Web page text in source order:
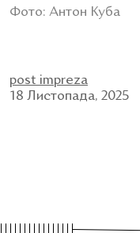
Фото: Антон Куба
post impreza
18 Листопада, 2025